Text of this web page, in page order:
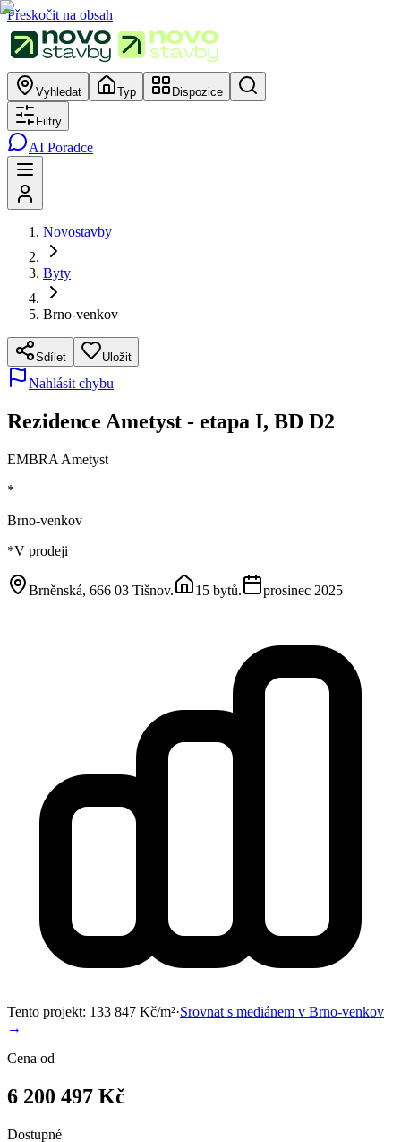
Přeskočit na obsah
Vyhledat Typ Dispozice
Filtry
AI Poradce
Novostavby
Byty
Brno-venkov
Sdílet Uložit
Nahlásit chybu
Rezidence Ametyst - etapa I, BD D2
EMBRA Ametyst
*
Brno-venkov
*V prodeji
Brněnská, 666 03 Tišnov. 15 bytů. prosinec 2025
Tento projekt: 133 847 Kč/m²·Srovnat s mediánem v Brno-venkov
→
Cena od
6 200 497 Kč
Dostupné